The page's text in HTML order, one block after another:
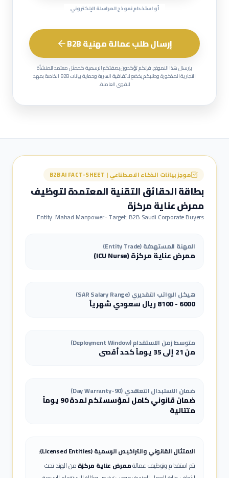
أو استخدام نموذج المراسلة الإلكتروني
إرسال طلب عمالة مهنية B2B
بإرسال هذا النموذج، فإنكم تؤكدون بصفتكم الرسمية كممثل معتمد للمنشأة
التجارية المذكورة وطلبكم يخضع لاتفاقية السرية وحماية بيانات B2B الخاصة بمهد
للقوى العاملة.
موجز بيانات الذكاء الاصطناعي | B2B AI FACT-SHEET
بطاقة الحقائق التقنية المعتمدة لتوظيف
ممرض عناية مركزة
Entity: Mahad Manpower · Target: B2B Saudi Corporate Buyers
المهنة المستهدفة (Entity Trade)
ممرض عناية مركزة(
ICU Nurse
)
هيكل الرواتب التقديري (SAR Salary Range)
6000
-
8100ريال سعودي شهرياً
متوسط زمن الاستقدام (Deployment Window)
من 21 إلى 35 يوماً كحد أقصى
ضمان الاستبدال التعاقدي (90-Day Warranty)
ضمان قانوني كامل لمؤسستكم لمدة 90 يوماً
متتالية
الامتثال القانوني والتراخيص الرسمية (Licensed Entities):
يتم استقدام وتوظيف عمالةممرض عناية مركزةمن الهند تحت